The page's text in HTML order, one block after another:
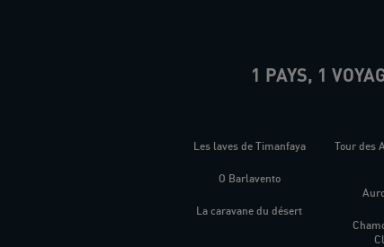
1 PAYS, 1
Les laves de Timanfaya
O Barlavento
La caravane du désert
Tour des